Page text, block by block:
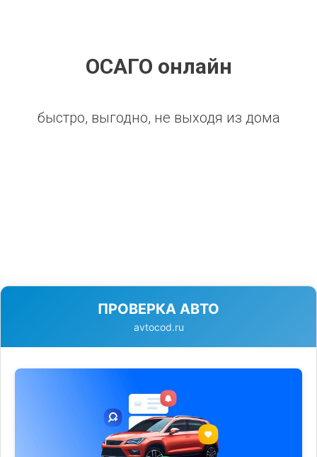
ОСАГО онлайн
быстро, выгодно, не выходя из дома
ПРОВЕРКА АВТО
avtocod.ru